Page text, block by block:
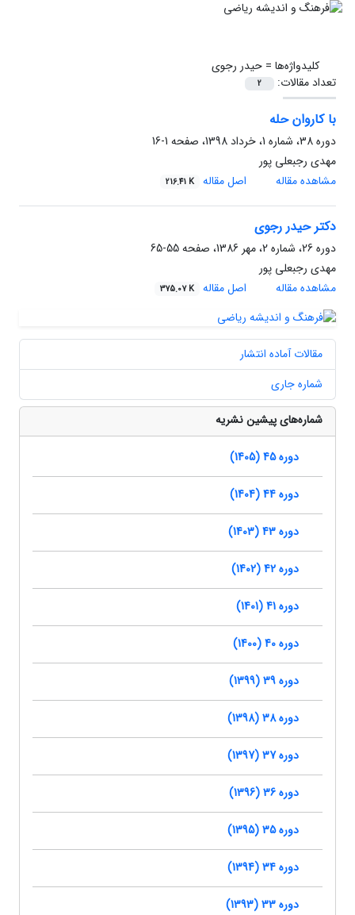
کلیدواژه‌ها =حیدر رجوی
تعداد مقالات:
2
با کاروان حله
دوره 38، شماره 1، خرداد 1398، صفحه
1-16
مهدی رجبعلی پور
مشاهده مقاله
اصل مقاله 216.41 K
دکتر حیدر رجوی
دوره 26، شماره 2، مهر 1386، صفحه
55-65
مهدی رجبعلی پور
مشاهده مقاله
اصل مقاله 375.07 K
مقالات آماده انتشار
شماره جاری
شماره‌های پیشین نشریه
دوره 45 (1405)
دوره 44 (1404)
دوره 43 (1403)
دوره 42 (1402)
دوره 41 (1401)
دوره 40 (1400)
دوره 39 (1399)
دوره 38 (1398)
دوره 37 (1397)
دوره 36 (1396)
دوره 35 (1395)
دوره 34 (1394)
دوره 33 (1393)